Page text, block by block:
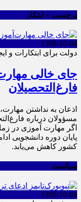
برچسب » ابتکار
1398-10-04
دولت برای ابتکارات و
جای خالی
فارغ‌التحصیلان
اذعان به نداشتن
مسؤولان درباره
اگر مهارت آموزی در
پایان دوره دانشجویی
کشور کاهش می‌یابد.
سیاست
1398-10-04